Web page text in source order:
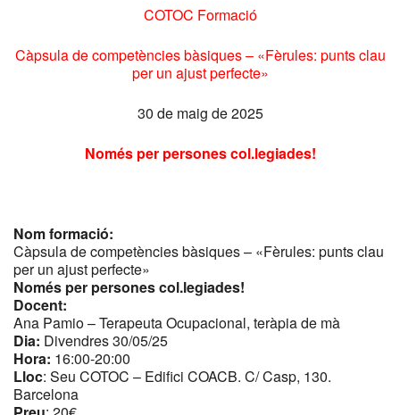
COTOC Formació
Càpsula de competències bàsiques – «Fèrules: punts clau
per un ajust perfecte»
30 de maig de 2025
Només per persones col.legiades!
Nom formació:
Càpsula de competències bàsiques – «Fèrules: punts clau
per un ajust perfecte»
Només per persones col.legiades!
Docent:
Ana Pamio – Terapeuta Ocupacional, teràpia de mà
Dia: Divendres 30/05/25
Hora: 16:00-20:00
Lloc: Seu COTOC – Edifici COACB. C/ Casp, 130.
Barcelona